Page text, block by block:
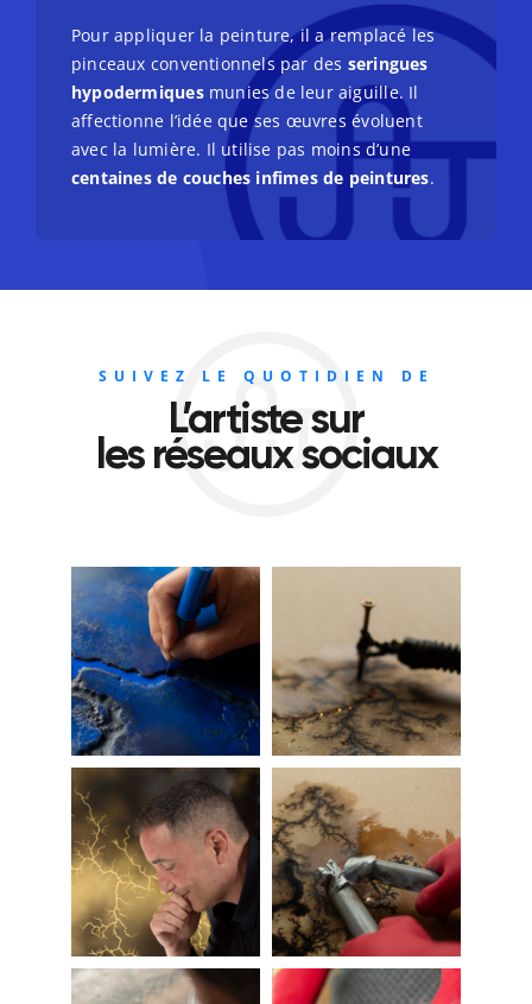
Pour appliquer la peinture, il a remplacé les
pinceaux conventionnels par des seringues
hypodermiquesmunies de leur aiguille. Il
affectionne l’idée que ses œuvres évoluent
avec la lumière. Il utilise pas moins d’une
centaines de couches infimes de peintures.
SUIVEZ LE QUOTIDIEN DE
L’artiste sur
les réseaux sociaux